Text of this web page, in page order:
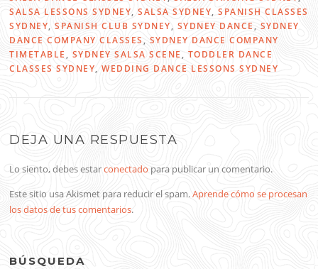
SALSA LESSONS SYDNEY,SALSA SYDNEY,SPANISH CLASSES
SYDNEY,SPANISH CLUB SYDNEY, SYDNEY DANCE, SYDNEY
DANCE COMPANY CLASSES , SYDNEY DANCE COMPANY
TIMETABLE , SYDNEY SALSA SCENE , TODDLER DANCE
CLASSES SYDNEY,WEDDING DANCE LESSONS SYDNEY
DEJA UNA RESPUESTA
Lo siento, debes estarconectado para publicar un comentario.
Este sitio usa Akismet para reducir el spam.Aprende cómo se procesan
los datos de tus comentarios.
BÚSQUEDA